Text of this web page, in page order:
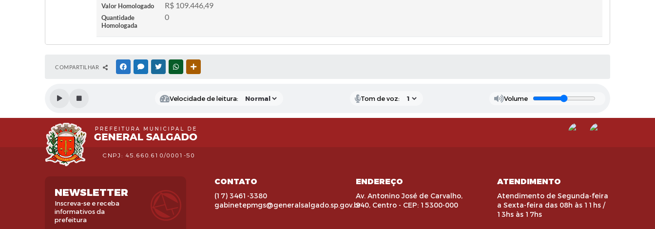
Valor Homologado
R$ 109.446,49
Quantidade
Homologada
0
COMPARTILHAR FACEBOOKMESSENGER
TWITTERWHATSAPP
Velocidade de leitura: Tom de voz: Volume
CNPJ: 45.660.610/0001-50
NEWSLETTER
Inscreva-se e receba
informativos da
prefeitura
CONTATO
(17) 3461-3380
gabinetepmgs@generalsalgado.sp.gov.br
ENDEREÇO
Av. Antonino José de Carvalho,
940, Centro - CEP: 15300-000
ATENDIMENTO
Atendimento de Segunda-feira
a Sexta-feira das 08h às 11hs /
13hs às 17hs